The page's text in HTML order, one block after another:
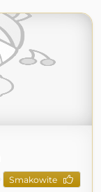
Smakowite